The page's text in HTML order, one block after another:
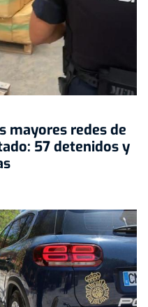
mayores redes de
57 detenidos y